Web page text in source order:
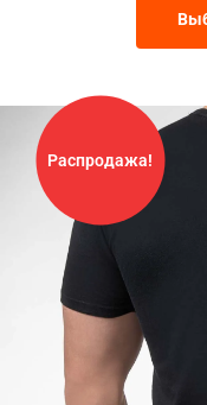
Распродажа!